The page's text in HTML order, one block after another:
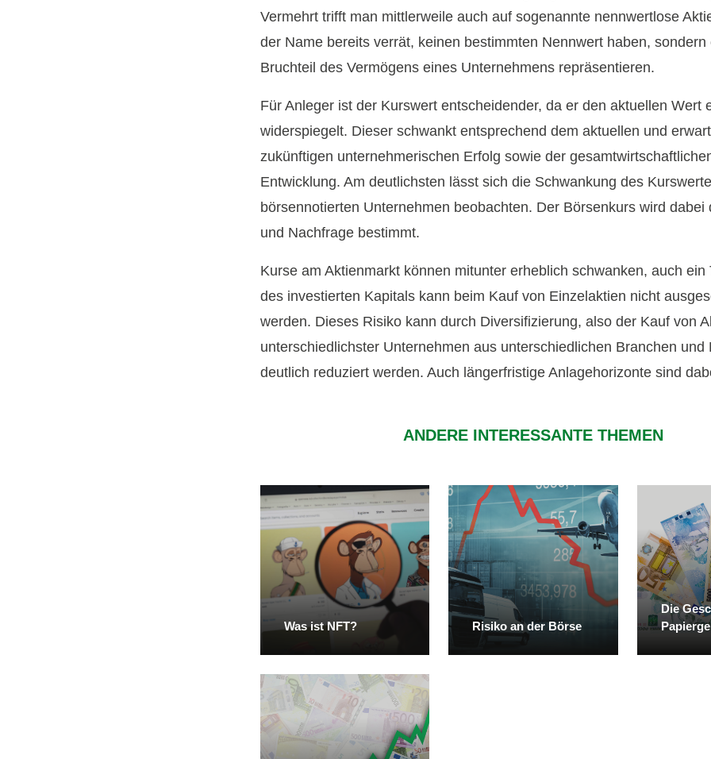
Vermehrt trifft man mittlerweile auch auf sogenannte nennwertlose
der Name bereits verrät, keinen bestimmten Nennwert haben, sondern
Bruchteil des Vermögens eines Unternehmens repräsentieren.
Für Anleger ist der Kurswert entscheidender, da er den aktuellen Wert
widerspiegelt. Dieser schwankt entsprechend dem aktuellen und
zukünftigen unternehmerischen Erfolg sowie der
Entwicklung. Am deutlichsten lässt sich die Schwankung des
börsennotierten Unternehmen beobachten. Der Börsenkurs wird dabei
und Nachfrage bestimmt.
Kurse am Aktienmarkt können mitunter erheblich schwanken, auch ein
des investierten Kapitals kann beim Kauf von Einzelaktien nicht
werden. Dieses Risiko kann durch Diversifizierung, also der Kauf von
unterschiedlichster Unternehmen aus unterschiedlichen Branchen und
deutlich reduziert werden. Auch längerfristige Anlagehorizonte sind
ANDERE INTERESSANTE THEMEN
Was ist NFT? Risiko an der Börse
Die